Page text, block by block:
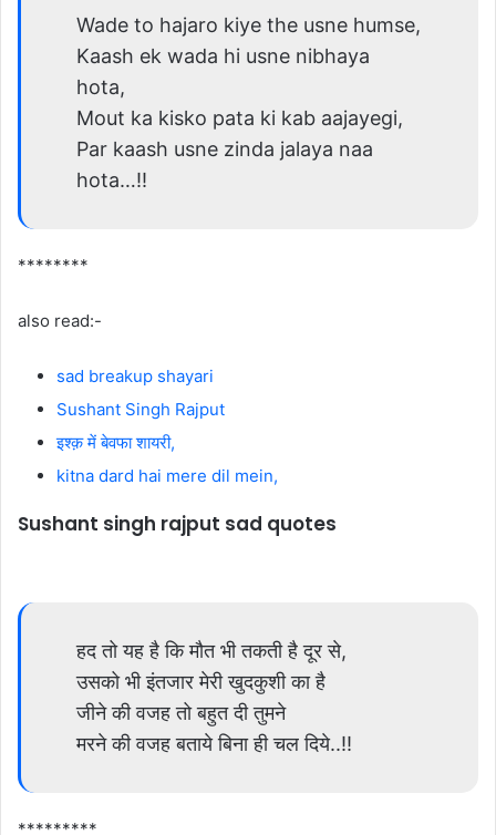
Wade to hajaro kiye the usne humse,
Kaash ek wada hi usne nibhaya
hota,
Mout ka kisko pata ki kab aajayegi,
Par kaash usne zinda jalaya naa
hota…!!
********
also read:-
sad breakup shayari
Sushant Singh Rajput
इश्क़ में बेवफा शायरी,
kitna dard hai mere dil mein,
Sushant singh rajput sad quotes
हद तो यह है कि मौत भी तकती है दूर से,
उसको भी इंतजार मेरी खुदकुशी का है
जीने की वजह तो बहुत दी तुमने
मरने की वजह बताये बिना ही चल दिये..!!
*********